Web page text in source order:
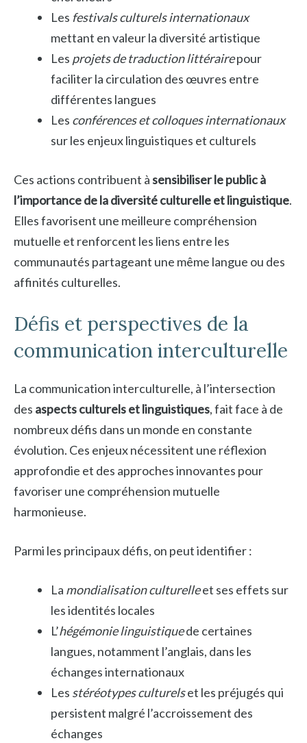
Les festivals culturels internationaux
mettant en valeur la diversité artistique
Les projets de traduction littérairepour
faciliter la circulation des œuvres entre
différentes langues
Les conférences et colloques internationaux
sur les enjeux linguistiques et culturels
Ces actions contribuent àsensibiliser le public à
l’importance de la diversité culturelle et linguistique.
Elles favorisent une meilleure compréhension
mutuelle et renforcent les liens entre les
communautés partageant une même langue ou des
affinités culturelles.
Défis et perspectives de la
communication interculturelle
La communication interculturelle, à l’intersection
des aspects culturels et linguistiques, fait face à de
nombreux défis dans un monde en constante
évolution. Ces enjeux nécessitent une réflexion
approfondie et des approches innovantes pour
favoriser une compréhension mutuelle
harmonieuse.
Parmi les principaux défis, on peut identifier :
La mondialisation culturelleet ses effets sur
les identités locales
L’hégémonie linguistiquede certaines
langues, notamment l’anglais, dans les
échanges internationaux
Les stéréotypes culturelset les préjugés qui
persistent malgré l’accroissement des
échanges